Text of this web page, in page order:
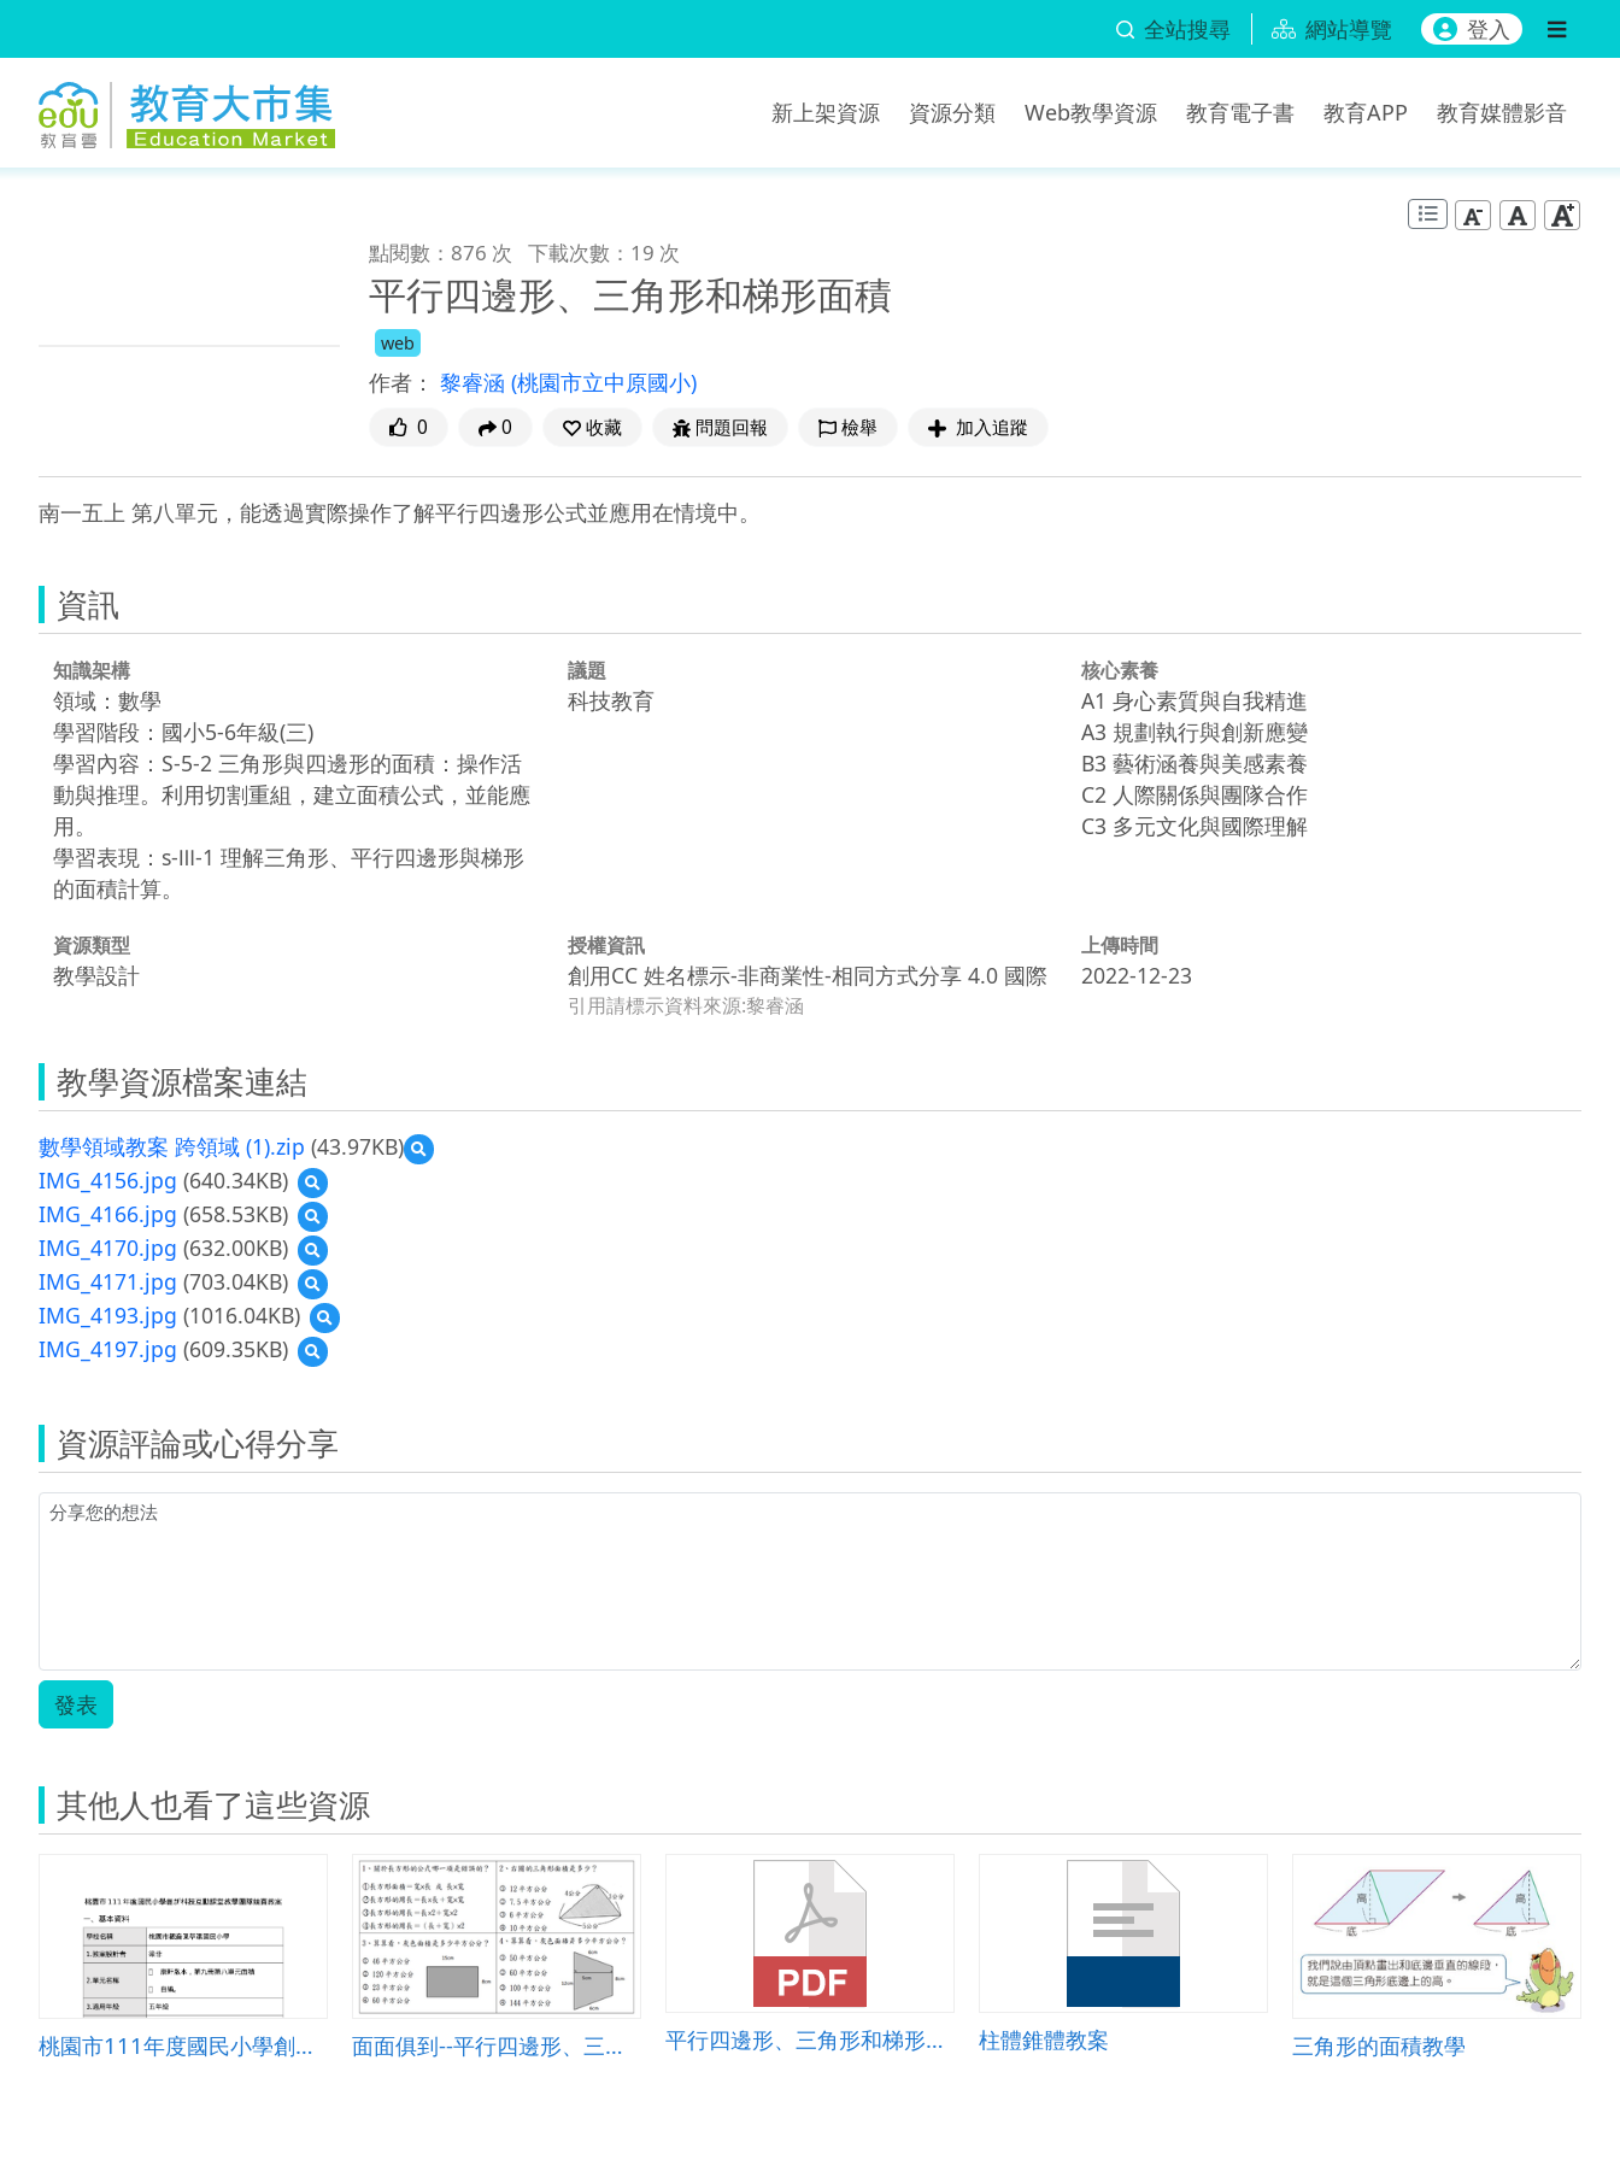
全站搜尋 網站導覽 登入
新上架資源 資源分類 Web教學資源 教育電子書 教育APP 教育媒體影音
點閱數：876 次 下載次數：19 次
平行四邊形、三角形和梯形面積
web
作者： 黎睿涵 (桃園市立中原國小)
0 0 收藏 問題回報 檢舉 加入追蹤
南一五上 第八單元，能透過實際操作了解平行四邊形公式並應用在情境中。
資訊
知識架構
領域：數學
學習階段：國小5-6年級(三)
學習內容：S-5-2 三角形與四邊形的面積：操作活
動與推理。利用切割重組，建立面積公式，並能應
用。
學習表現：s-Ⅲ-1 理解三角形、平行四邊形與梯形
的面積計算。
議題
科技教育
核心素養
A1 身心素質與自我精進
A3 規劃執行與創新應變
B3 藝術涵養與美感素養
C2 人際關係與團隊合作
C3 多元文化與國際理解
資源類型
教學設計
授權資訊
創用CC 姓名標示-非商業性-相同方式分享 4.0 國際
引用請標示資料來源:黎睿涵
上傳時間
2022-12-23
教學資源檔案連結
數學領域教案 跨領域 (1).zip (43.97KB)
預
覽
IMG_4156.jpg (640.34KB)
預
覽
IMG_4156.jpg
IMG_4166.jpg (658.53KB)
預
覽
IMG_4166.jpg
IMG_4170.jpg (632.00KB)
預
覽
IMG_4170.jpg
IMG_4171.jpg (703.04KB)
預
覽
IMG_4171.jpg
IMG_4193.jpg (1016.04KB)
預
覽
IMG_4197.jpg (609.35KB)
預
覽
資源評論或心得分享
發表
其他人也看了這些資源
桃園市111年度國民小學創新科技互動課堂教學團隊競賽教案康軒版本第九冊第八單元面積 面面俱到--平行四邊形、三角形、梯形面積計算 平行四邊形、三角形和梯形的面積 柱體錐體教案 三角形的面積教學